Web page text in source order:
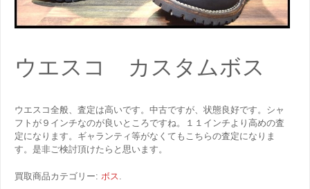
ウエスコ カスタムボス
ウエスコ全般、査定は高いです。中古ですが、状態良好です。シャ
フトが９インチなのが良いところですね。１１インチより高めの査
定になります。ギャランティ等がなくてもこちらの査定になりま
す。是非ご検討頂けたらと思います。
買取商品カテゴリー: ボス